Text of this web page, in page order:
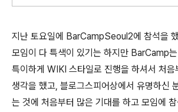
지난 토요일에 BarCampSeoul2에 참석을
모임이 다 특색이 있기는 하지만 BarCamp
특이하게 WIKI 스타일로 진행을 하셔서 처음
생각을 했고, 블로그스피어상에서 유명하신
는 것에 처음부터 많은 기대를 하고 모임에